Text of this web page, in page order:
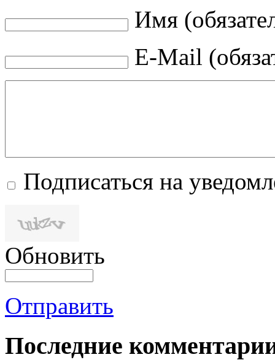
Имя
E-Mail
Подписаться на
Обновить
Отправить
Последние